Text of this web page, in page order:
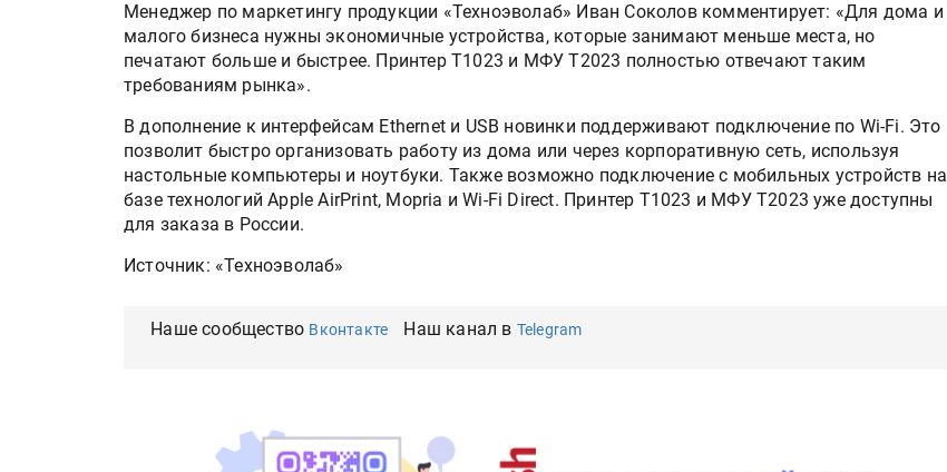
Менеджер по маркетингу продукции «Техноэволаб» Иван Соколов комментирует: «Для дома и
малого бизнеса нужны экономичные устройства, которые занимают меньше места, но
печатают больше и быстрее. Принтер Т1023 и МФУ Т2023 полностью отвечают таким
требованиям рынка».
В дополнение к интерфейсам Ethernet и USB новинки поддерживают подключение по Wi-Fi. Это
позволит быстро организовать работу из дома или через корпоративную сеть, используя
настольные компьютеры и ноутбуки. Также возможно подключение с мобильных устройств на
базе технологий Apple AirPrint, Mopria и Wi-Fi Direct. Принтер Т1023 и МФУ Т2023 уже доступны
для заказа в России.
Источник: «Техноэволаб»
Наше сообщество Вконтакте Наш канал в Telegram